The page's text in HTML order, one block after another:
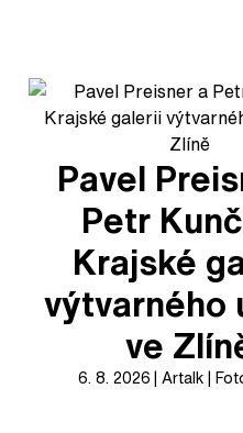
Pavel
Petr
Krajské
výtvarného
ve
6. 8. 2026 Artalk